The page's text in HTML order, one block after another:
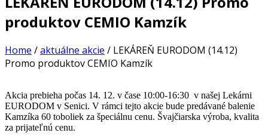
produktov CEMIO Kamzík
Home /aktuálne akcie / LEKÁREŇ EURODOM (14.12)
Promo produktov CEMIO Kamzík
Akcia prebieha počas 14. 12. v čase 10:00-16:30 v našej Lekárni
EURODOM v Senici. V rámci tejto akcie bude predávané balenie
Kamzíka 60 toboliek za špeciálnu cenu. Švajčiarska výroba, kvalita
za prijateľnú cenu.